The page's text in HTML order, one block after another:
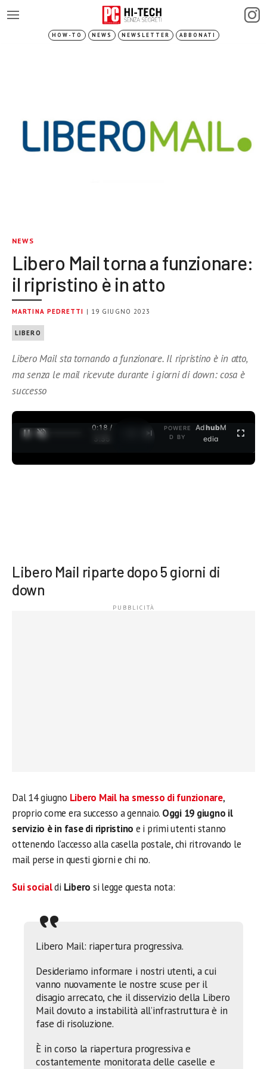
HOW-TO NEWS NEWSLETTER ABBONATI
NEWS
Libero Mail torna a funzionare:
il ripristino è in atto
MARTINA PEDRETTI | 19 GIUGNO 2023
LIBERO
Libero Mail sta tornando a funzionare. Il ripristino è in atto,
ma senza le mail ricevute durante i giorni di down: cosa è
successo
0:18 /
3:35
POWERE
D BY
AdhubM
edia
Libero Mail riparte dopo 5 giorni di
down
Dal 14 giugno Libero Mail ha smesso di funzionare,
proprio come era successo a gennaio. Oggi 19 giugno il
servizio è in fase di ripristino e i primi utenti stanno
ottenendo l’accesso alla casella postale, chi ritrovando le
mail perse in questi giorni e chi no.
Sui socialdi Libero si legge questa nota:
Libero Mail: riapertura progressiva.
Desideriamo informare i nostri utenti, a cui
vanno nuovamente le nostre scuse per il
disagio arrecato, che il disservizio della Libero
Mail dovuto a instabilità all’infrastruttura è in
fase di risoluzione.
È in corso la riapertura progressiva e
costantemente monitorata delle caselle e